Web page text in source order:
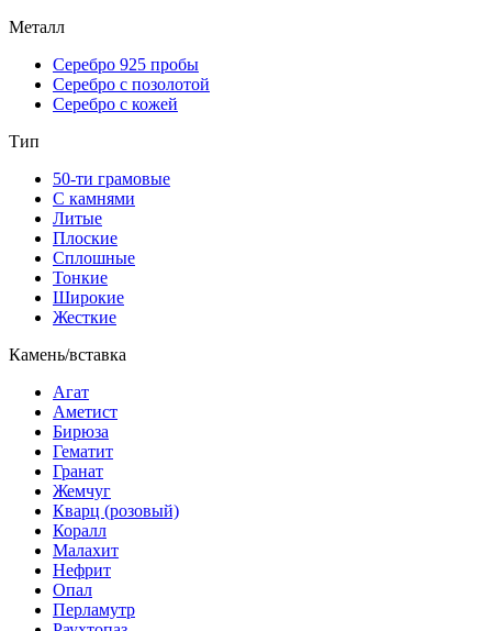
Металл
Серебро 925 пробы
Серебро с позолотой
Серебро с кожей
Тип
50-ти грамовые
С камнями
Литые
Плоские
Сплошные
Тонкие
Широкие
Жесткие
Камень/вставка
Агат
Аметист
Бирюза
Гематит
Гранат
Жемчуг
Кварц (розовый)
Коралл
Малахит
Нефрит
Опал
Перламутр